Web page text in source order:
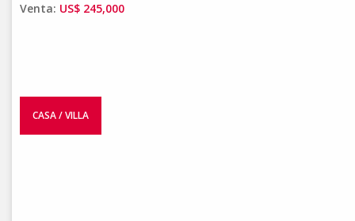
Venta: US$ 245,000
CASA / VILLA